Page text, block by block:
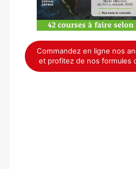
Commandez en ligne nos
et profitez de nos formules